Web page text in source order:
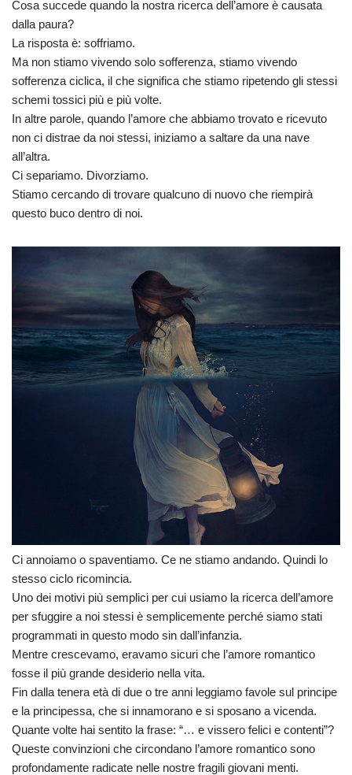
Cosa succede quando la nostra ricerca dell’amore è causata
dalla paura?
La risposta è: soffriamo.
Ma non stiamo vivendo solo sofferenza, stiamo vivendo
sofferenza ciclica, il che significa che stiamo ripetendo gli stessi
schemi tossici più e più volte.
In altre parole, quando l’amore che abbiamo trovato e ricevuto
non ci distrae da noi stessi, iniziamo a saltare da una nave
all’altra.
Ci separiamo. Divorziamo.
Stiamo cercando di trovare qualcuno di nuovo che riempirà
questo buco dentro di noi.
Ci annoiamo o spaventiamo. Ce ne stiamo andando. Quindi lo
stesso ciclo ricomincia.
Uno dei motivi più semplici per cui usiamo la ricerca dell’amore
per sfuggire a noi stessi è semplicemente perché siamo stati
programmati in questo modo sin dall’infanzia.
Mentre crescevamo, eravamo sicuri che l’amore romantico
fosse il più grande desiderio nella vita.
Fin dalla tenera età di due o tre anni leggiamo favole sul principe
e la principessa, che si innamorano e si sposano a vicenda.
Quante volte hai sentito la frase: “… e vissero felici e contenti”?
Queste convinzioni che circondano l’amore romantico sono
profondamente radicate nelle nostre fragili giovani menti.